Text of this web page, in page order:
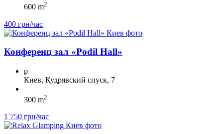
600 m2
400 грн/час
Конференц зал «Podil Hall»
p
Киев, Кудрявский спуск, 7
300 m2
1 750 грн/час